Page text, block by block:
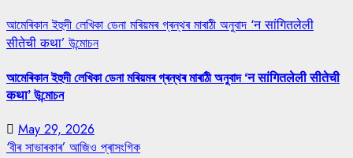
আমেৰিকান ইহুদী লেখিকা ডেনা মৰিয়মৰ গ্ৰন্থৰ মাৰাঠী অনুবাদ ‘न सांगितलेली
सीतेची कथा’ উন্মোচন
আমেৰিকান ইহুদী লেখিকা ডেনা মৰিয়মৰ গ্ৰন্থৰ মাৰাঠী অনুবাদ ‘न सांगितलेली सीतेची
कथा’ উন্মোচন
May 29, 2026
‘বীৰ সাভাৰকাৰ’ আজিও প্ৰাসংগিক